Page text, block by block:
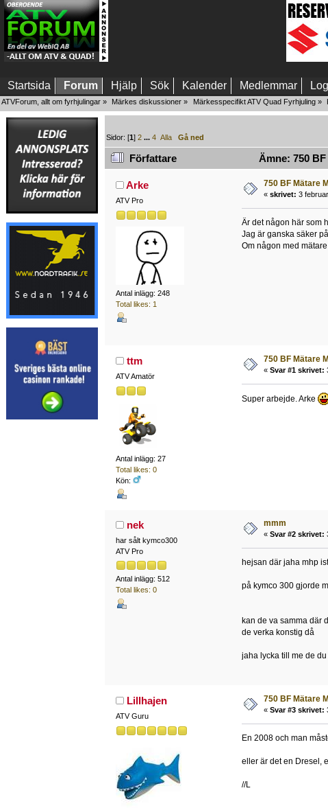
Startsida Forum Hjälp Sök Kalender Medlemmar
ATVForum, allt om fyrhjulingar » Märkes diskussioner » Märkesspecifikt ATV Quad Fyrhjuling»
Sidor: [1]2 ...4 Alla Gå ned
Författare Ämne: 750
Arke
ATV Pro
Antal inlägg: 248
Total likes: 1
750 BF Mätare
« skrivet: 3
Är det någon här som
Jag är ganska säker
Om någon med
ttm
ATV Amatör
Antal inlägg: 27
Total likes: 0
Kön:
750 BF Mätare
« Svar #1 skrivet:
Super arbejde. Arke
nek
har sålt kymco300
ATV Pro
Antal inlägg: 512
Total likes: 0
mmm
« Svar #2 skrivet:
hejsan där jaha mhp
på kymco 300 gjorde
kan de va samma där
de verka konstig då
jaha lycka till me de
Lillhajen
ATV Guru
750 BF Mätare
« Svar #3 skrivet:
En 2008 och man
eller är det en Dresel,
//L